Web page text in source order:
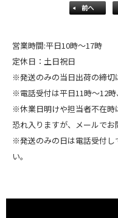
前へ
営業時間:平日10時～17時
定休日：土日祝日
※発送のみの当日出荷の締切
※電話受付は平日11時～12
※休業日明けや担当者不在時
恐れ入りますが、メールでお
※発送のみの日は電話受付し
い。